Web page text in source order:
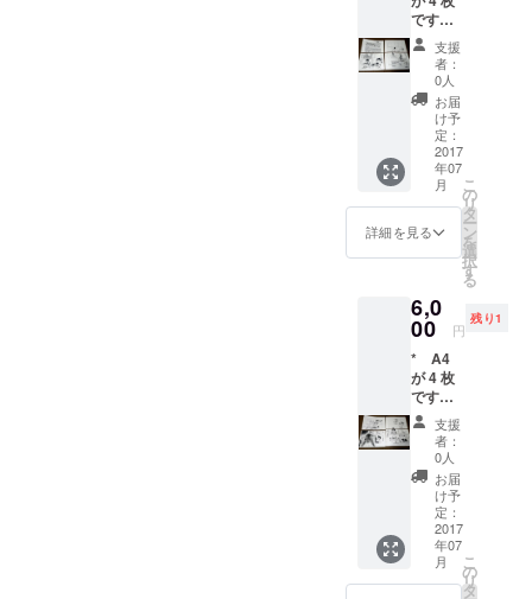
は、所
有権お
よび譲
渡権で
す。そ
の他の
著作財
産権の
支分権
は譲渡
されま
せん。
です。
用紙は
コピー
用紙で
す。 *
作者は
デジタ
ルで仕
上げて
いるの
で、原
画は未
完成な
線画で
著作財
産権の
うち譲
渡され
るの
は、所
有権お
よび譲
渡権で
す。そ
の他の
著作財
産権の
支分権
は譲渡
されま
支援
者：
0人
お届
け予
定：
2017
年07
月
詳細を見る
こ
の
リ
タ
ー
ン
を
選
択
す
る
6,0
00 円
残り1
* A4
が 4 枚
です。
用紙は
コピー
用紙で
す。 *
作者は
デジタ
ルで仕
上げて
いるの
で、原
支援
者：
0人
お届
け予
定：
2017
年07
月
こ
の
リ
タ